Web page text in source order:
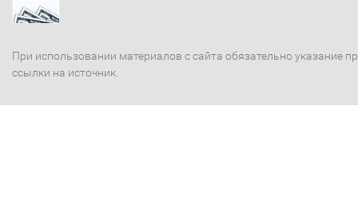
При использовании материалов с сайта обязательно указание
ссылки на источник.